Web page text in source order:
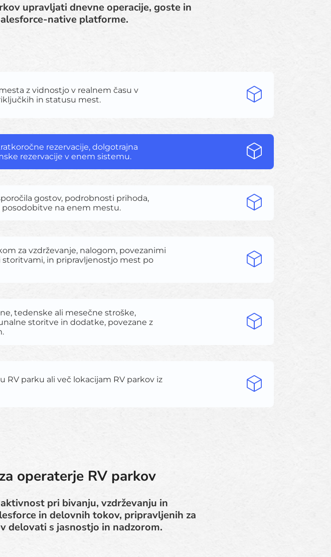
upravljati dnevne operacije, goste in
native platforme.
z vidnostjo v realnem času v
in statusu mest.
rezervacije, dolgotrajna
rezervacije v enem sistemu.
gostov, podrobnosti prihoda,
posodobitve na enem mestu.
za vzdrževanje, nalogom, povezanimi
in pripravljenostjo mest po
tedenske ali mesečne stroške,
storitve in dodatke, povezane z
RV parku ali več lokacijam RV parkov iz
operaterje RV parkov
pri bivanju, vzdrževanju in
in delovnih tokov, pripravljenih za
delovati s jasnostjo in nadzorom.